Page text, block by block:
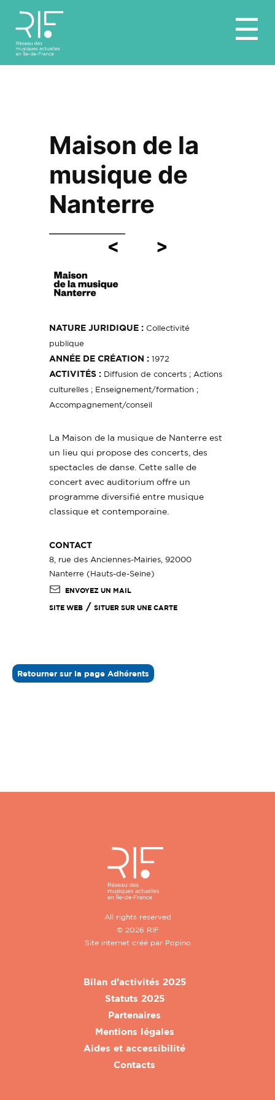
☰
Maison de la
musique de
Nanterre
NATURE JURIDIQUE : Collectivité
publique
ANNÉE DE CRÉATION : 1972
ACTIVITÉS : Diffusion de concerts ; Actions
culturelles ; Enseignement/formation ;
Accompagnement/conseil
La Maison de la musique de Nanterre est
un lieu qui propose des concerts, des
spectacles de danse. Cette salle de
concert avec auditorium offre un
programme diversifié entre musique
classique et contemporaine.
CONTACT
8, rue des Anciennes-Mairies, 92000
Nanterre (Hauts-de-Seine)
ENVOYEZ UN MAIL
SITE WEB / SITUER SUR UNE CARTE
< >
Retourner sur la page Adhérents
All rights reserved
© 2026 RIF
Site internet créé par Popino
Bilan d’activités 2025
Statuts 2025
Partenaires
Mentions légales
Aides et accessibilité
Contacts